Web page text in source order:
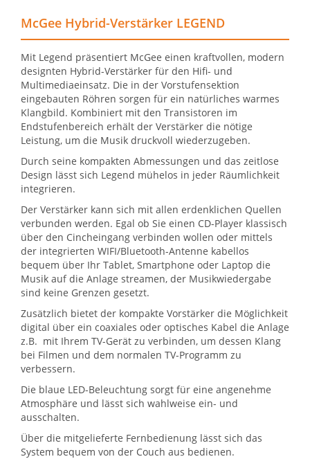
McGee Hybrid-Verstärker LEGEND
Mit Legend präsentiert McGee einen kraftvollen, modern
designten Hybrid-Verstärker für den Hifi- und
Multimediaeinsatz. Die in der Vorstufensektion
eingebauten Röhren sorgen für ein natürliches warmes
Klangbild. Kombiniert mit den Transistoren im
Endstufenbereich erhält der Verstärker die nötige
Leistung, um die Musik druckvoll wiederzugeben.
Durch seine kompakten Abmessungen und das zeitlose
Design lässt sich Legend mühelos in jeder Räumlichkeit
integrieren.
Der Verstärker kann sich mit allen erdenklichen Quellen
verbunden werden. Egal ob Sie einen CD-Player klassisch
über den Cincheingang verbinden wollen oder mittels
der integrierten WIFI/Bluetooth-Antenne kabellos
bequem über Ihr Tablet, Smartphone oder Laptop die
Musik auf die Anlage streamen, der Musikwiedergabe
sind keine Grenzen gesetzt.
Zusätzlich bietet der kompakte Vorstärker die Möglichkeit
digital über ein coaxiales oder optisches Kabel die Anlage
z.B. mit Ihrem TV-Gerät zu verbinden, um dessen Klang
bei Filmen und dem normalen TV-Programm zu
verbessern.
Die blaue LED-Beleuchtung sorgt für eine angenehme
Atmosphäre und lässt sich wahlweise ein- und
ausschalten.
Über die mitgelieferte Fernbedienung lässt sich das
System bequem von der Couch aus bedienen.